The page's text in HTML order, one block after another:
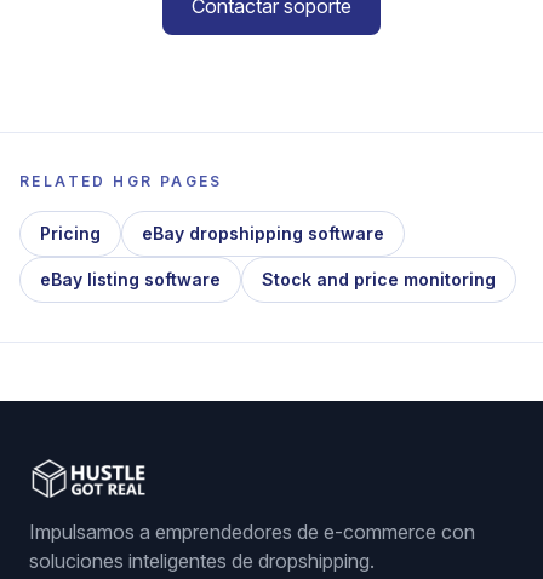
Contactar soporte
RELATED HGR PAGES
Pricing eBay dropshipping software
eBay listing software Stock and price monitoring
Impulsamos a emprendedores de e-commerce con
soluciones inteligentes de dropshipping.